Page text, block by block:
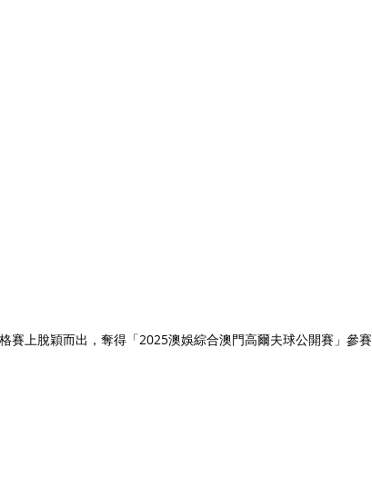
賽上脫穎而出，奪得「2025澳娛綜合澳門高爾夫球公開賽」參賽